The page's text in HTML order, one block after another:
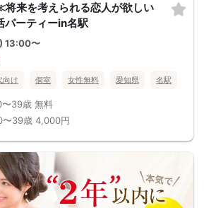
来を考えられる恋人が欲しい
ーティーin名駅
13:00〜
向け 個室 女性無料 愛知県 名駅
〜39歳 無料
〜39歳 4,000円